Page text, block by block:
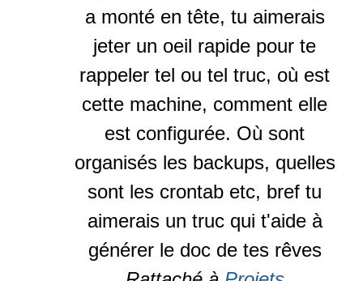
a monté en tête, tu aimerais
jeter un oeil rapide pour te
rappeler tel ou tel truc, où est
cette machine, comment elle
est configurée. Où sont
organisés les backups, quelles
sont les crontab etc, bref tu
aimerais un truc qui t'aide à
générer le doc de tes rêves